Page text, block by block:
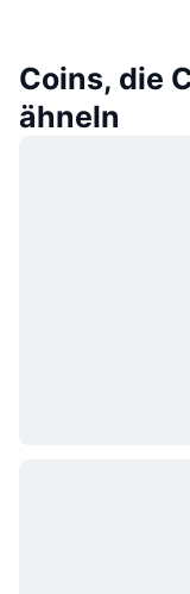
Coins, die
ähneln